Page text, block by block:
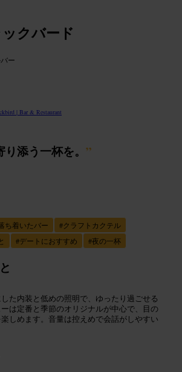
クバード
ー
| Bar & Restaurant
添う一杯を。 ”
ち着いたバー #クラフトカクテル
#デートにおすすめ #夜の一杯
た内装と低めの照明で、ゆったり過ごせる
は定番と季節のオリジナルが中心で、目の
しめます。音量は控えめで会話がしやすい